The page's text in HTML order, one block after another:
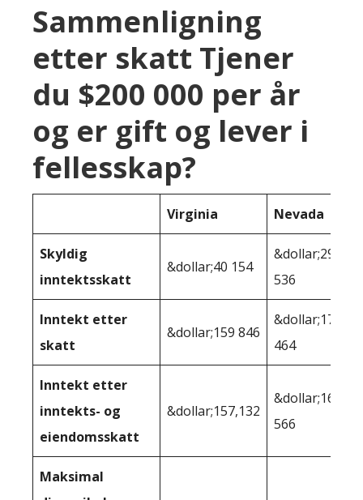
Sammenligning
etter skatt Tjener
du $200 000 per år
og er gift og lever i
fellesskap?
Virginia Nevada
Skyldig
inntektsskatt
&dollar;40 154
&dollar;29
536
Inntekt etter
skatt
&dollar;159 846
&dollar;170
464
Inntekt etter
inntekts- og
eiendomsskatt
&dollar;157,132
&dollar;168
566
Maksimal